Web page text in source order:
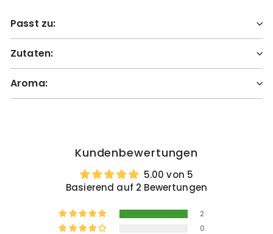
Passt zu:
Zutaten:
Aroma:
Kundenbewertungen
5.00 von 5
Basierend auf 2 Bewertungen
2
0